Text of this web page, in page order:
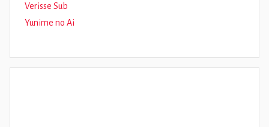
Verisse Sub
Yunime no Ai